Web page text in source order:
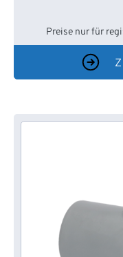
Preise nur für